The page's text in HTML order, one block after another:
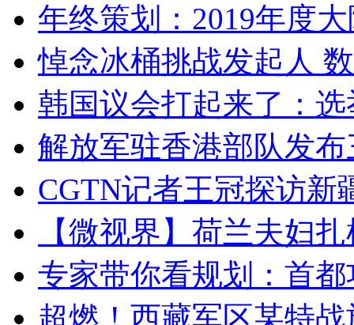
年终策划：2019年度
悼念冰桶挑战发起人
韩国议会打起来了：
解放军驻香港部队发
CGTN记者王冠探访新
【微视界】荷兰夫妇
专家带你看规划：首
超燃！西藏军区某特